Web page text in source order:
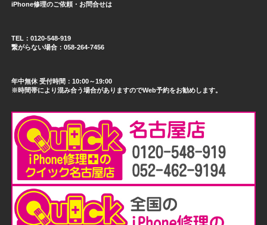
iPhone修理のご依頼・お問合せは
TEL：0120-548-919
繋がらない場合：058-264-7456
年中無休 受付時間：10:00～19:00
※時間帯により混み合う場合がありますのでWeb予約をお勧めします。